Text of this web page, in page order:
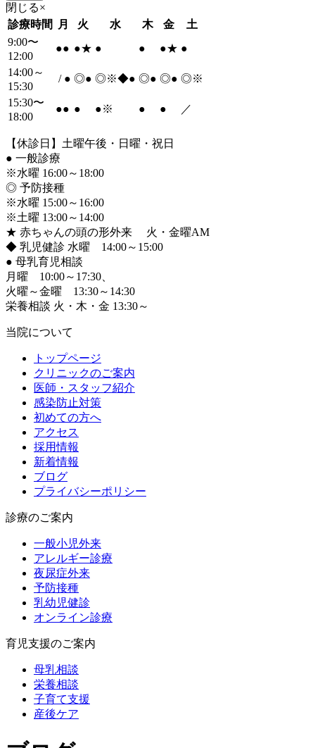
閉じる×
診療時間
月 火 水 木 金
土
9:00〜
12:00
●● ●★ ● ● ●★ ●
14:00～
15:30
/ ● ◎● ◎※◆● ◎● ◎● ◎※
15:30〜
18:00
●● ● ●※ ● ● ／
【休診日】土曜午後・日曜・祝日
● 一般診療
※水曜 16:00～18:00
◎ 予防接種
※水曜 15:00～16:00
※土曜 13:00～14:00
★ 赤ちゃんの頭の形外来 火・金曜AM
◆ 乳児健診 水曜 14:00～15:00
● 母乳育児相談
月曜 10:00～17:30、
火曜～金曜 13:30～14:30
栄養相談 火・木・金 13:30～
当院について
トップページ
クリニックのご案内
医師・スタッフ紹介
感染防止対策
初めての方へ
アクセス
採用情報
新着情報
ブログ
プライバシーポリシー
診療のご案内
一般小児外来
アレルギー診療
夜尿症外来
予防接種
乳幼児健診
オンライン診療
育児支援のご案内
母乳相談
栄養相談
子育て支援
産後ケア